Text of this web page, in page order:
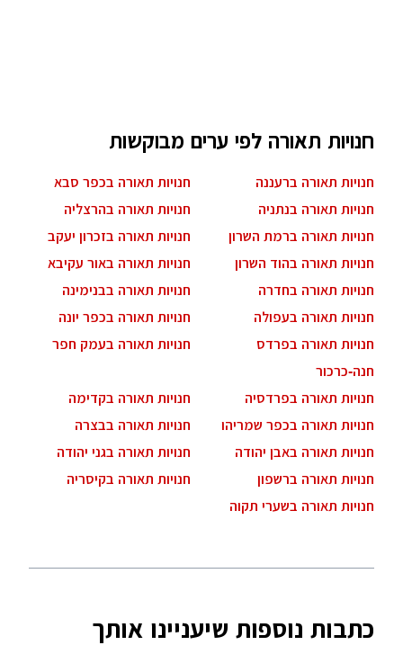
חנויות תאורה לפי ערים מבוקשות
חנויות תאורה ברעננה
חנויות תאורה בכפר סבא
חנויות תאורה בנתניה
חנויות תאורה בהרצליה
חנויות תאורה ברמת השרון
חנויות תאורה בזכרון יעקב
חנויות תאורה בהוד השרון
חנויות תאורה באור עקיבא
חנויות תאורה בחדרה
חנויות תאורה בבנימינה
חנויות תאורה בעפולה
חנויות תאורה בכפר יונה
חנויות תאורה בפרדס
חנה-כרכור
חנויות תאורה בעמק חפר
חנויות תאורה בפרדסיה
חנויות תאורה בקדימה
חנויות תאורה בכפר שמריהו
חנויות תאורה בבצרה
חנויות תאורה באבן יהודה
חנויות תאורה בגני יהודה
חנויות תאורה ברשפון
חנויות תאורה בקיסריה
חנויות תאורה בשערי תקוה
כתבות נוספות שיעניינו אותך